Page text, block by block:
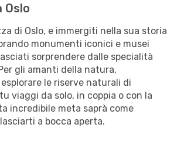
Oslo
di Oslo, e immergiti nella sua storia
monumenti iconici e musei
sorprendere dalle specialità
gli amanti della natura,
le riserve naturali di
viaggi da solo, in coppia o con la
incredibile meta saprà come
a bocca aperta.